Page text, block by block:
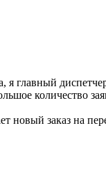
я главный
количество
новый заказ на